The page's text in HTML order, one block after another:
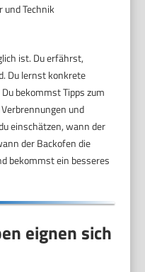
und Technik
ist. Du erfährst,
Du lernst konkrete
bekommst Tipps zum
und
einschätzen, wann der
der Backofen die
bekommst ein besseres
eignen sich